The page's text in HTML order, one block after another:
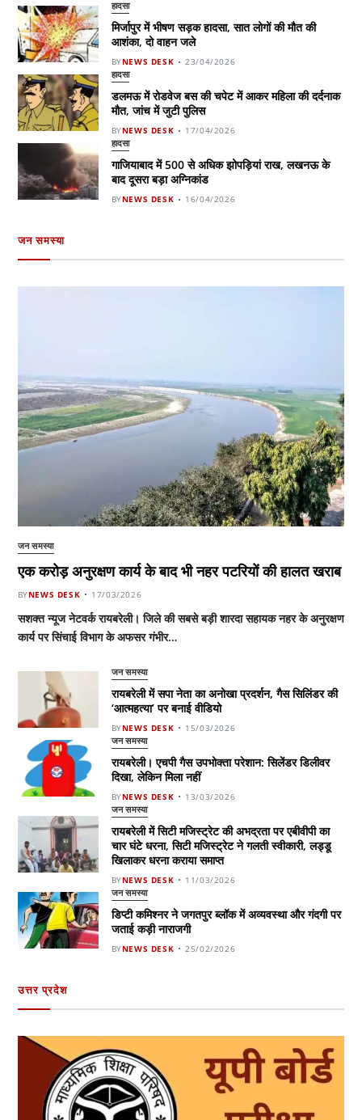
हादसा
मिर्जापुर में भीषण सड़क हादसा, सात लोगों की मौत की
आशंका, दो वाहन जले
BYNEWS DESK 23/04/2026
हादसा
डलमऊ में रोडवेज बस की चपेट में आकर महिला की दर्दनाक
मौत, जांच में जुटी पुलिस
BYNEWS DESK 17/04/2026
हादसा
गाजियाबाद में 500 से अधिक झोपड़ियां राख, लखनऊ के
बाद दूसरा बड़ा अग्निकांड
BYNEWS DESK 16/04/2026
जन समस्या
जन समस्या
एक करोड़ अनुरक्षण कार्य के बाद भी नहर पटरियों की हालत खराब
BYNEWS DESK 17/03/2026
सशक्त न्यूज नेटवर्क रायबरेली। जिले की सबसे बड़ी शारदा सहायक नहर के अनुरक्षण
कार्य पर सिंचाई विभाग के अफसर गंभीर…
जन समस्या
रायबरेली में सपा नेता का अनोखा प्रदर्शन, गैस सिलिंडर की
‘आत्महत्या’ पर बनाई वीडियो
BYNEWS DESK 15/03/2026
जन समस्या
रायबरेली। एचपी गैस उपभोक्ता परेशान: सिलेंडर डिलीवर
दिखा, लेकिन मिला नहीं
BYNEWS DESK 13/03/2026
जन समस्या
रायबरेली में सिटी मजिस्ट्रेट की अभद्रता पर एबीवीपी का
चार घंटे धरना, सिटी मजिस्ट्रेट ने गलती स्वीकारी, लड्डू
खिलाकर धरना कराया समाप्त
BYNEWS DESK 11/03/2026
जन समस्या
डिप्टी कमिश्नर ने जगतपुर ब्लॉक में अव्यवस्था और गंदगी पर
जताई कड़ी नाराजगी
BYNEWS DESK 25/02/2026
उत्तर प्रदेश